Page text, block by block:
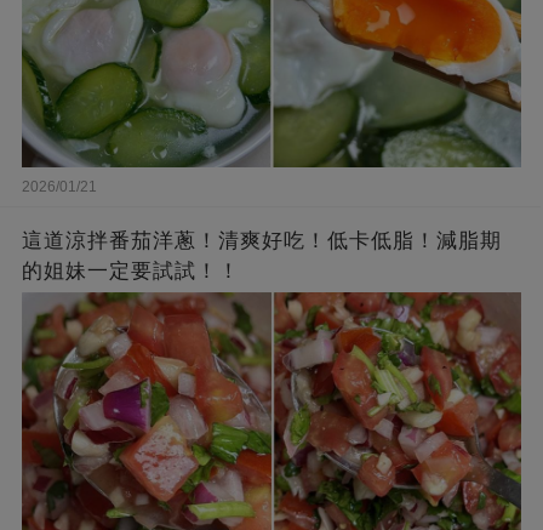
2026/01/21
這道涼拌番茄洋蔥！清爽好吃！低卡低脂！減脂期
的姐妹一定要試試！！